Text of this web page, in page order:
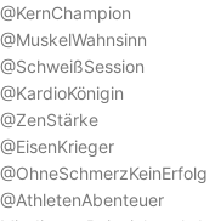
@KernChampion
@MuskelWahnsinn
@SchweißSession
@KardioKönigin
@ZenStärke
@EisenKrieger
@OhneSchmerzKeinErfolg
@AthletenAbenteuer